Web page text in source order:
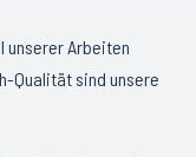
unserer Arbeiten
Qualität sind unsere